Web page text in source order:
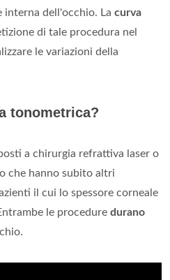
interna dell'occhio. La curva
di tale procedura nel
le variazioni della
tonometrica?
a chirurgia refrattiva laser o
che hanno subito altri
il cui lo spessore corneale
le procedure durano